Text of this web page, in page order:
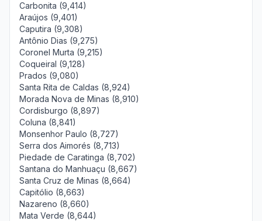
Carbonita (9,414)
Araújos (9,401)
Caputira (9,308)
Antônio Dias (9,275)
Coronel Murta (9,215)
Coqueiral (9,128)
Prados (9,080)
Santa Rita de Caldas (8,924)
Morada Nova de Minas (8,910)
Cordisburgo (8,897)
Coluna (8,841)
Monsenhor Paulo (8,727)
Serra dos Aimorés (8,713)
Piedade de Caratinga (8,702)
Santana do Manhuaçu (8,667)
Santa Cruz de Minas (8,664)
Capitólio (8,663)
Nazareno (8,660)
Mata Verde (8,644)